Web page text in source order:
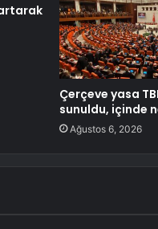
Çerçeve yasa
sunuldu, içinde
Ağustos 6, 2026